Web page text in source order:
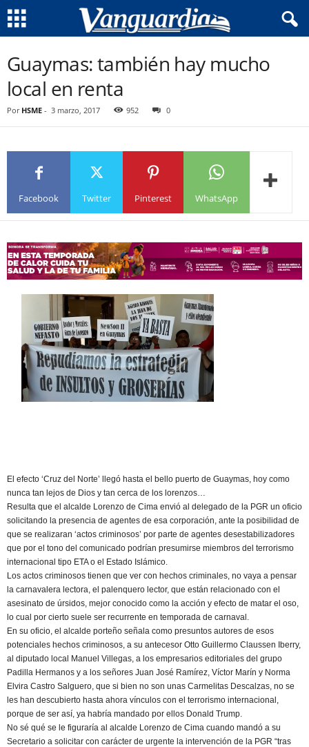
Guaymas: también hay mucho
local en renta
Por HSME - 3 marzo, 2017 952 0
Facebook Twitter Pinterest WhatsApp
El efecto ‘Cruz del Norte’ llegó hasta el bello puerto de Guaymas, hoy como
nunca tan lejos de Dios y tan cerca de los lorenzos…
Resulta que el alcalde Lorenzo de Cima envió al delegado de la PGR un oficio
solicitando la presencia de agentes de esa corporación, ante la posibilidad de
que se realizaran ‘actos criminosos’ por parte de agentes desestabilizadores
que por el tono del comunicado podrían presumirse miembros del terrorismo
internacional tipo ETA o el Estado Islámico.
Los actos criminosos tienen que ver con hechos criminales, no vaya a pensar
la carnavalera lectora, el palenquero lector, que están relacionado con el
asesinato de úrsidos, mejor conocido como la acción y efecto de matar el oso,
lo cual por cierto suele ser recurrente en temporada de carnaval.
En su oficio, el alcalde porteño señala como presuntos autores de esos
potenciales hechos criminosos, a su antecesor Otto Guillermo Claussen Iberry,
al diputado local Manuel Villegas, a los empresarios editoriales del grupo
Padilla Hermanos y a los señores Juan José Ramírez, Víctor Marín y Norma
Elvira Castro Salguero, que si bien no son unas Carmelitas Descalzas, no se
les han descubierto hasta ahora vínculos con el terrorismo internacional,
porque de ser así, ya habría mandado por ellos Donald Trump.
No sé qué se le figuraría al alcalde Lorenzo de Cima cuando mandó a su
Secretario a solicitar con carácter de urgente la intervención de la PGR “tras